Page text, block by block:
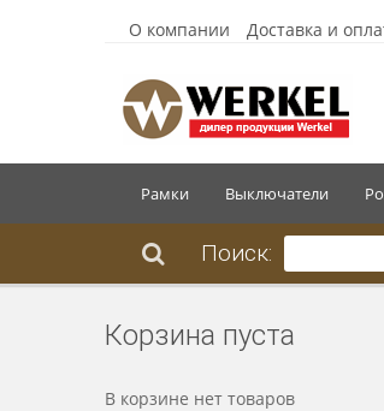
О компании Доставка и
Рамки Выключатели
Поиск:
Корзина пуста
В корзине нет товаров